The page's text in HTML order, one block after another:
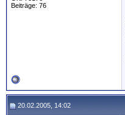
Beiträge: 76
20.02.2005, 14:02